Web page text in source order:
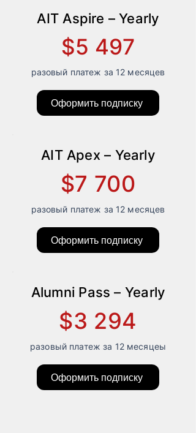
16) Удобное расписание лекций для
обучения из любой точки мира
17) Преподаватели – практикующие
специалисты в своих отраслях
18) Модуль изучения немецкого
языка с преподавателями
19) 4 персональные консультации в
20) Индивидуальный карьерный
21) Доступ к закрытым мастер-
экспертов индустрии
AIT Aspire – Yearly
$5 497
разовый платеж за 12 месяцев
Оформить подписку
AIT Apex – Yearly
$7 700
разовый платеж за 12 месяцев
Оформить подписку
Alumni Pass – Yearly
$3 294
разовый платеж за 12 месяцеы
Оформить подписку